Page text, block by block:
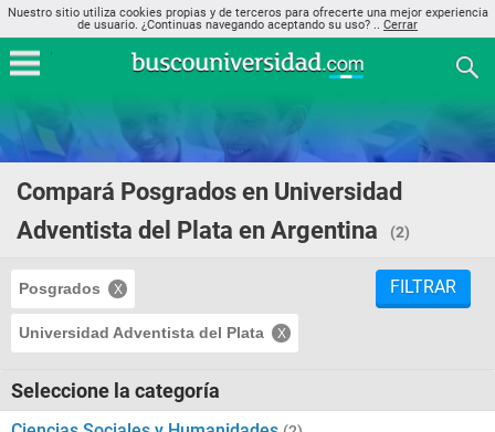
Nuestro sitio utiliza cookies propias y de terceros para ofrecerte una mejor experiencia
de usuario. ¿Continuas navegando aceptando su uso? .. Cerrar
Compará Posgrados en Universidad
Adventista del Plata en Argentina
(2)
Posgrados
Universidad Adventista del Plata
FILTRAR
Seleccione la categoría